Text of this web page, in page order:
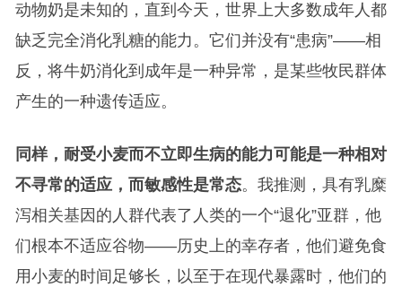
动物奶是未知的，直到今天，世界上大多数成年人都
缺乏完全消化乳糖的能力。它们并没有“患病”——相
反，将牛奶消化到成年是一种异常，是某些牧民群体
产生的一种遗传适应。
同样，耐受小麦而不立即生病的能力可能是一种相对
不寻常的适应，而敏感性是常态。我推测，具有乳糜
泻相关基因的人群代表了人类的一个“退化”亚群，他
们根本不适应谷物——历史上的幸存者，他们避免食
用小麦的时间足够长，以至于在现代暴露时，他们的